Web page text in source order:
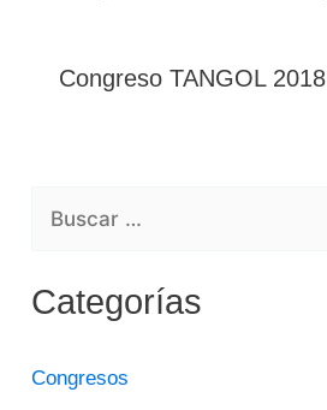
Congreso TANGOL 2018
S
A
Categorías
Congresos